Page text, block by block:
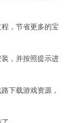
，节省更多的宝
，并按照提示进
下载游戏资源，